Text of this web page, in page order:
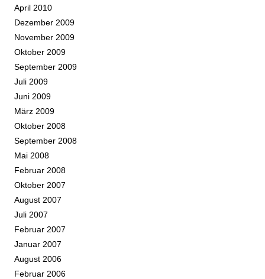
April 2010
Dezember 2009
November 2009
Oktober 2009
September 2009
Juli 2009
Juni 2009
März 2009
Oktober 2008
September 2008
Mai 2008
Februar 2008
Oktober 2007
August 2007
Juli 2007
Februar 2007
Januar 2007
August 2006
Februar 2006